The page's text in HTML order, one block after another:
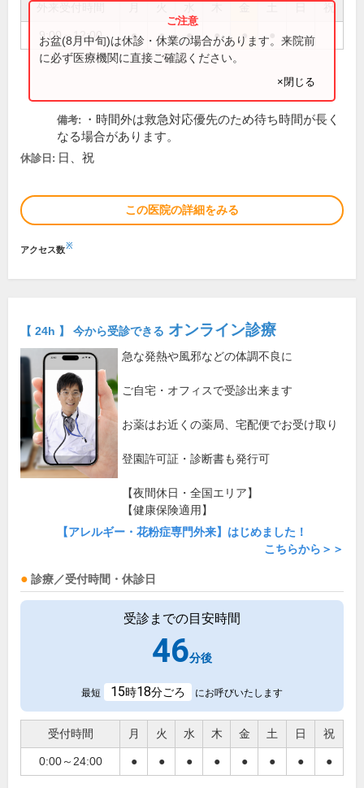
祝
9:00～12:00 ● ● ● ● ●
お盆(8月中旬)は休診・休業の場合があります。来院前
に必ず医療機関に直接ご確認ください。
×閉じる
備考:
・時間外は救急対応優先のため待ち時間が長く
なる場合があります。
休診日: 日、祝
この医院の詳細をみる
アクセス数※
【 24h 】 今から受診できる オンライン診療
急な発熱や風邪などの体調不良に
ご自宅・オフィスで受診出来ます
お薬はお近くの薬局、宅配便でお受け取り
登園許可証・診断書も発行可
【夜間休日・全国エリア】
【健康保険適用】
【アレルギー・花粉症専門外来】はじめました！
こちらから＞＞
診療／受付時間・休診日
受診までの目安時間
46分後
最短 15時18分ごろ にお呼びいたします
受付時間 月 火 水 木 金 土 日 祝
0:00～24:00 ● ● ● ● ● ● ● ●